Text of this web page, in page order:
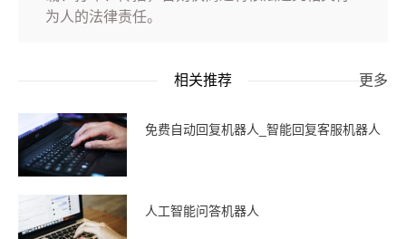
为人的法律责任。
相关推荐 更多
免费自动回复机器人_智能回复客服机器人
人工智能问答机器人